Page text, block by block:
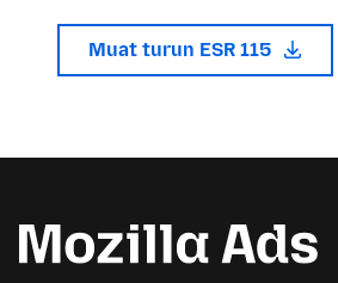
Muat turun ESR 115